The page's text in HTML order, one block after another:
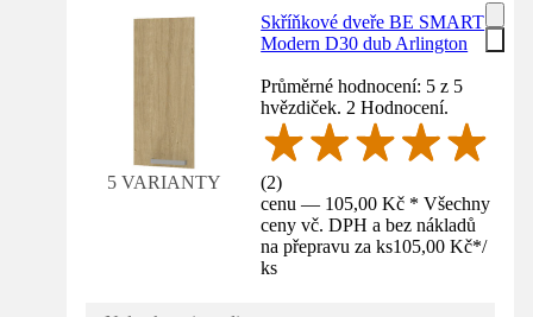
5 VARIANTY
Skříňkové dveře BE SMART
Modern D30 dub Arlington
Průměrné hodnocení: 5 z 5
hvězdiček. 2 Hodnocení.
(2)
cenu — 105,00 Kč * Všechny
ceny vč. DPH a bez nákladů
na přepravu za ks105,00 Kč*/
ks